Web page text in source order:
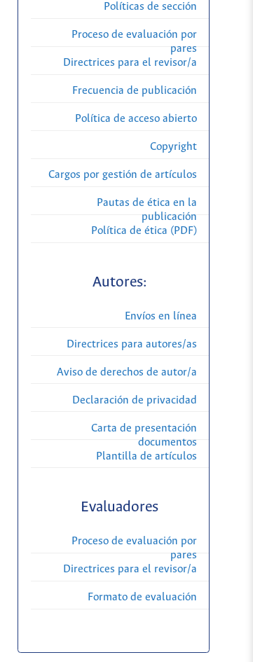
Políticas de sección
Proceso de evaluación por
pares
Directrices para el revisor/a
Frecuencia de publicación
Política de acceso abierto
Copyright
Cargos por gestión de artículos
Pautas de ética en la
publicación
Política de ética (PDF)
Autores:
Envíos en línea
Directrices para autores/as
Aviso de derechos de autor/a
Declaración de privacidad
Carta de presentación
documentos
Plantilla de artículos
Evaluadores
Proceso de evaluación por
pares
Directrices para el revisor/a
Formato de evaluación